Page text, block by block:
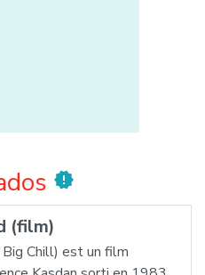
new_releases
(film)
Chill) est un film